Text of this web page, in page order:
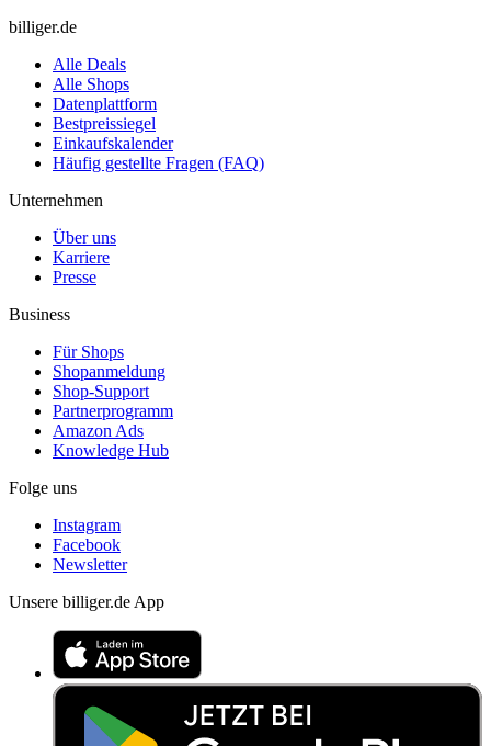
billiger.de
Alle Deals
Alle Shops
Datenplattform
Bestpreissiegel
Einkaufskalender
Häufig gestellte Fragen (FAQ)
Unternehmen
Über uns
Karriere
Presse
Business
Für Shops
Shopanmeldung
Shop-Support
Partnerprogramm
Amazon Ads
Knowledge Hub
Folge uns
Instagram
Facebook
Newsletter
Unsere billiger.de App